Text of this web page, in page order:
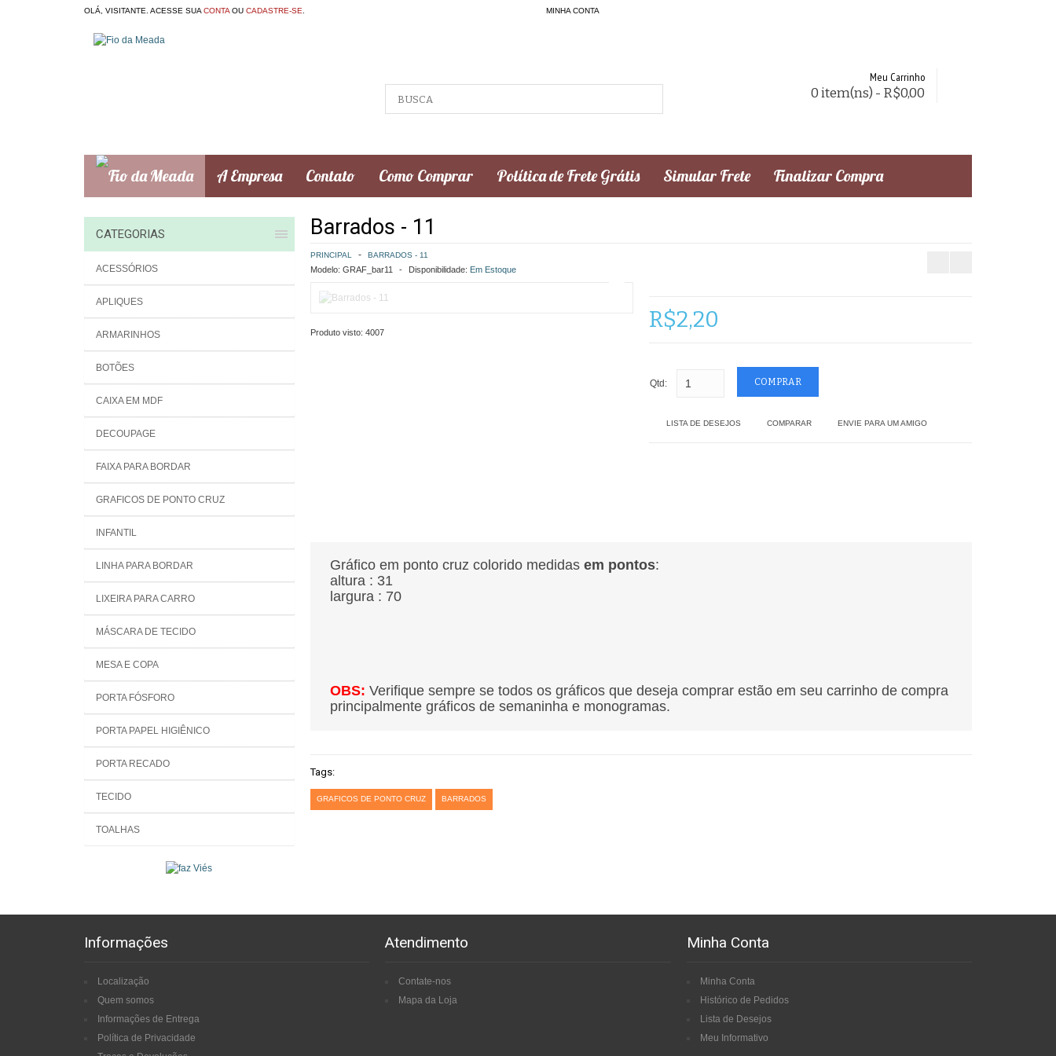
OLÁ, VISITANTE. ACESSE SUA CONTA OU CADASTRE-SE MINHA CONTA
Meu Carrinho
0 item(ns) - R$0,00
A Empresa Contato Como Comprar Política de Frete Grátis Simular Frete Finalizar Compra
CATEGORIAS
ACESSÓRIOS
APLIQUES
ARMARINHOS
BOTÕES
CAIXA EM MDF
DECOUPAGE
FAIXA PARA BORDAR
GRAFICOS DE PONTO CRUZ
INFANTIL
LINHA PARA BORDAR
LIXEIRA PARA CARRO
MÁSCARA DE TECIDO
MESA E COPA
PORTA FÓSFORO
PORTA PAPEL HIGIÊNICO
PORTA RECADO
TECIDO
TOALHAS
Barrados - 11
PRINCIPAL BARRADOS - 11
Modelo: GRAF_bar11 Disponibilidade: Em Estoque
Produto visto: 4007 R$2,20
Qtd:
LISTA DE DESEJOS COMPARAR ENVIE PARA UM AMIGO
Gráfico em ponto cruz colorido medidas em pontos:
altura : 31
largura : 70
OBS: Verifique sempre se todos os gráficos que deseja comprar estão em seu carrinho de compra
principalmente gráficos de semaninha e monogramas.
Tags:
GRAFICOS DE PONTO CRUZ BARRADOS
Informações
Localização
Quem somos
Informações de Entrega
Política de Privacidade
Atendimento
Contate-nos
Mapa da Loja
Minha Conta
Minha Conta
Histórico de Pedidos
Lista de Desejos
Meu Informativo